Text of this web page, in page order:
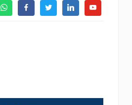
WhatsAppFacebookTwitterLinkedinYoutube